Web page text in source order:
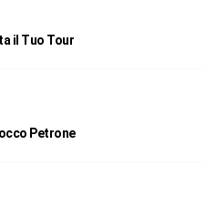
il Tuo Tour
Petrone